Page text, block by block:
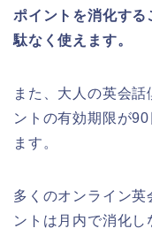
ポイントを消化する
駄なく使えます。
また、大人の英会
ントの有効期限が
ます。
多くのオンライン英
ントは月内で消化し